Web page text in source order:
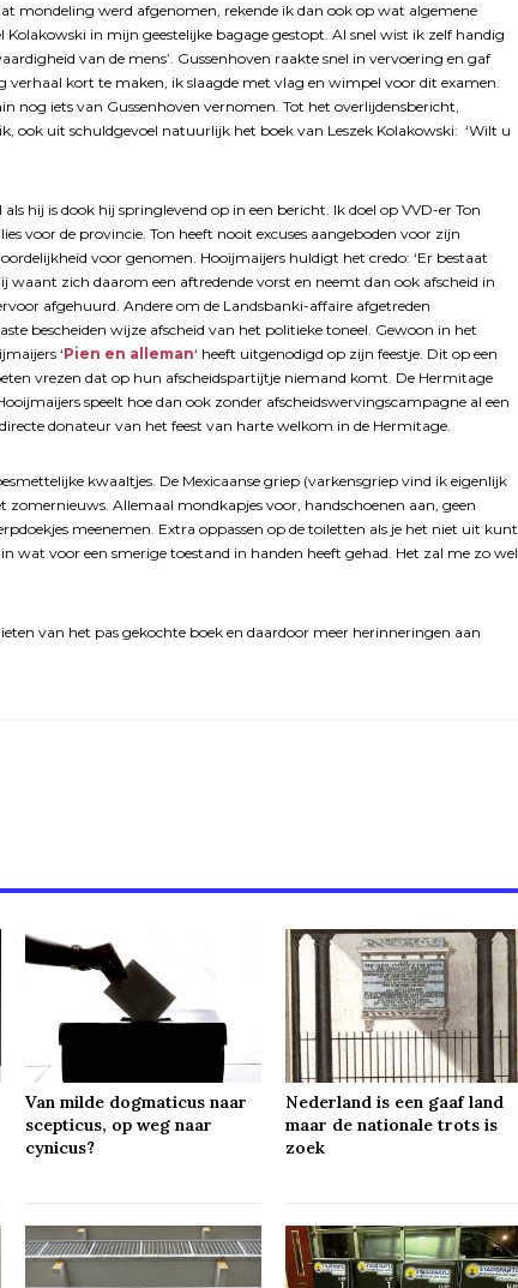
mondeling werd afgenomen, rekende ik dan ook op wat algemene
in mijn geestelijke bagage gestopt. Al snel wist ik zelf handig
van de mens’. Gussenhoven raakte snel in vervoering en gaf
verhaal kort te maken, ik slaagde met vlag en wimpel voor dit examen.
nog iets van Gussenhoven vernomen. Tot het overlijdensbericht,
ook uit schuldgevoel natuurlijk het boek van Leszek Kolakowski: ‘Wilt u
hij is dook hij springlevend op in een bericht. Ik doel op VVD-er Ton
voor de provincie. Ton heeft nooit excuses aangeboden voor zijn
voor genomen. Hooijmaijers huldigt het credo: ‘Er bestaat
waant zich daarom een aftredende vorst en neemt dan ook afscheid in
afgehuurd. Andere om de Landsbanki-affaire afgetreden
bescheiden wijze afscheid van het politieke toneel. Gewoon in het
‘Pien en alleman‘ heeft uitgenodigd op zijn feestje. Dit op een
vrezen dat op hun afscheidspartijtje niemand komt. De Hermitage
speelt hoe dan ook zonder afscheidswervingscampagne al een
donateur van het feest van harte welkom in de Hermitage.
kwaaltjes. De Mexicaanse griep (varkensgriep vind ik eigenlijk
zomernieuws. Allemaal mondkapjes voor, handschoenen aan, geen
meenemen. Extra oppassen op de toiletten als je het niet uit kunt
wat voor een smerige toestand in handen heeft gehad. Het zal me zo wel
van het pas gekochte boek en daardoor meer herinneringen aan
Van milde dogmaticus naar
scepticus, op weg naar
cynicus?
Nederland is een gaaf land
maar de nationale trots is
zoek